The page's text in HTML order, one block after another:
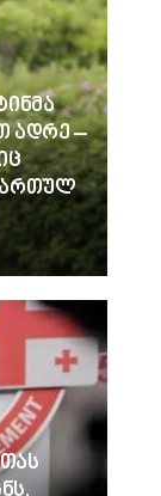
ადრე –